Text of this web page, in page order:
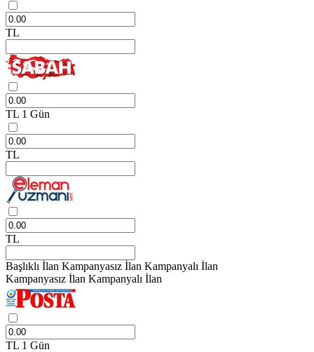
TL
TL 1 Gün
TL
TL
Başlıklı İlan Kampanyasız İlan Kampanyalı İlan
Kampanyasız İlan Kampanyalı İlan
TL 1 Gün